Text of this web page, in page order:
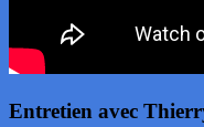
Entretien avec